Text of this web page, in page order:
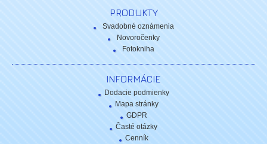
PRODUKTY
Svadobné oznámenia
Novoročenky
Fotokniha
INFORMÁCIE
Dodacie podmienky
Mapa stránky
GDPR
Časté otázky
Cenník